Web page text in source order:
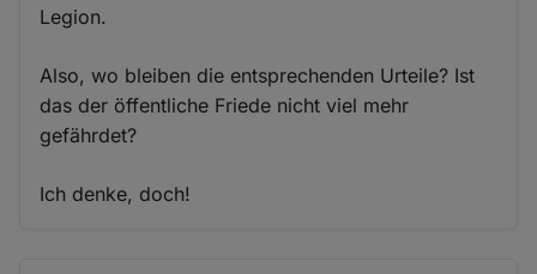
Legion.
Also, wo bleiben die entsprechenden Urteile? Ist
das der öffentliche Friede nicht viel mehr
gefährdet?
Ich denke, doch!